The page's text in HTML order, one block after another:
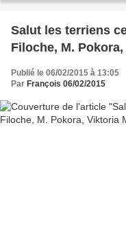
Salut les terriens
Filoche, M.
Publié le 06/02/2015 à 13:05
Par François 06/02/2015